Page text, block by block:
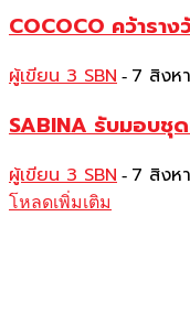
COCOCO คว้าร
ผู้เขียน 3 SBN - 7 สิงห
SABINA รับมอบชุ
ผู้เขียน 3 SBN - 7 สิงห
โหลดเพิ่มเติม